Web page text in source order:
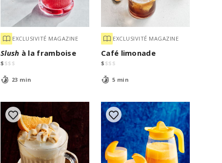
EXCLUSIVITÉ MAGAZINE
Slush à la framboise
$ $$ $
23 min
EXCLUSIVITÉ MAGAZINE
Café limonade
$ $$ $
5 min